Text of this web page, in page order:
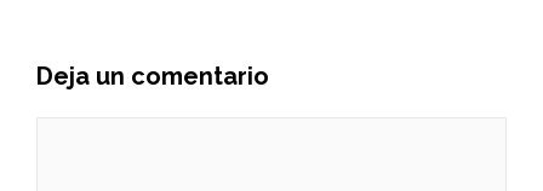
Deja un comentario